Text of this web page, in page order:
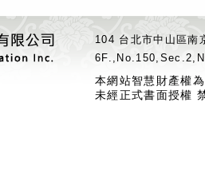
104 台北市中山區
本網站智慧財產權
未經正式書面授權